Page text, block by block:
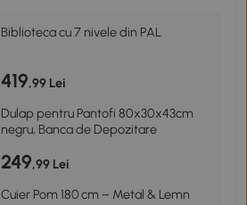
Biblioteca cu 7 nivele din PAL
419,99 Lei
Dulap pentru Pantofi 80x30x43cm
negru, Banca de Depozitare
249,99 Lei
Cuier Pom 180 cm – Metal & Lemn